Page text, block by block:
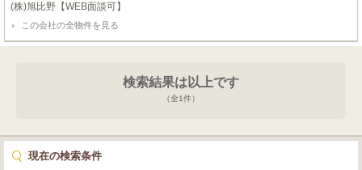
(株)旭比野【WEB面談可】
この会社の全物件を見る
検索結果は以上です
（全1件）
現在の検索条件